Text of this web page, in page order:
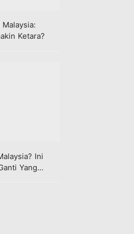
Ketara?
Ini
Yang